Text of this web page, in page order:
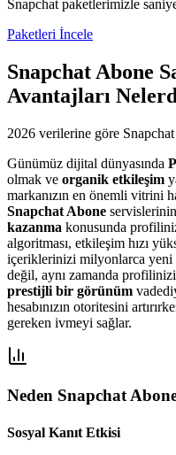
Snapchat paketlerimizle
Paketleri İncele
Snapchat Abone
Avantajları
2026 verilerine göre Snapchat
Günümüz dijital dünyasında
olmak ve organik etkileşim
markanızın en önemli vitrini
Snapchat Abone
kazanma konusunda
algoritması, etkileşim hızı
içeriklerinizi milyonlarca yeni
değil, aynı zamanda
prestijli bir görünüm
hesabınızın otoritesini
gereken ivmeyi sağlar.
Neden Snapchat
Sosyal Kanıt Etkisi